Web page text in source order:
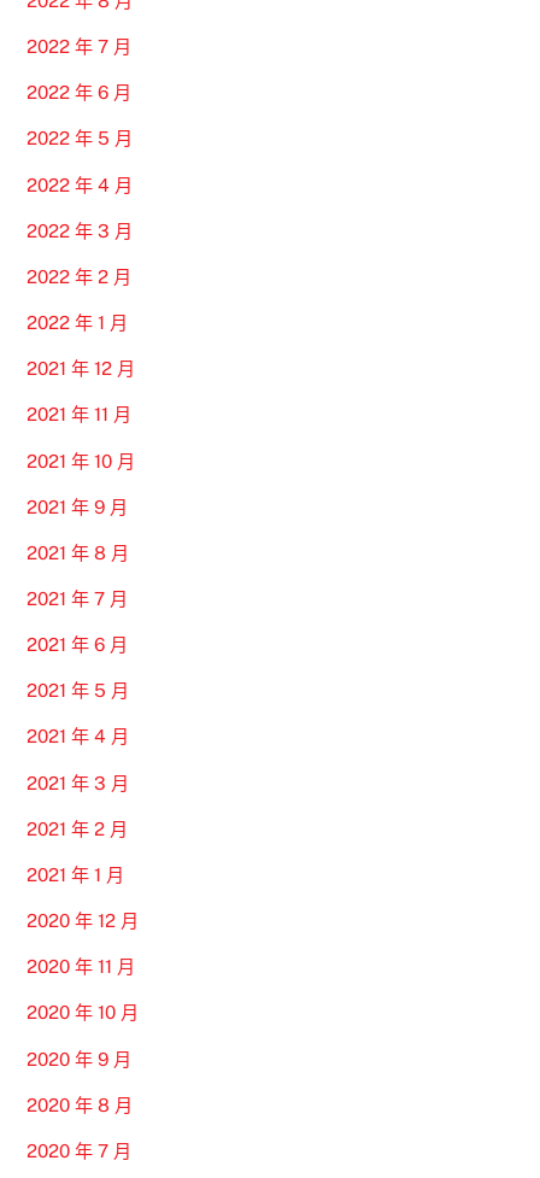
2022 年 7 月
2022 年 6 月
2022 年 5 月
2022 年 4 月
2022 年 3 月
2022 年 2 月
2022 年 1 月
2021 年 12 月
2021 年 11 月
2021 年 10 月
2021 年 9 月
2021 年 8 月
2021 年 7 月
2021 年 6 月
2021 年 5 月
2021 年 4 月
2021 年 3 月
2021 年 2 月
2021 年 1 月
2020 年 12 月
2020 年 11 月
2020 年 10 月
2020 年 9 月
2020 年 8 月
2020 年 7 月